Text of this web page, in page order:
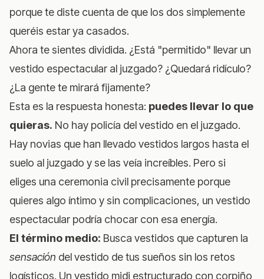
porque te diste cuenta de que los dos simplemente
queréis estar ya casados.
Ahora te sientes dividida. ¿Está "permitido" llevar un
vestido espectacular al juzgado? ¿Quedará ridículo?
¿La gente te mirará fijamente?
Esta es la respuesta honesta: puedes llevar lo que
quieras. No hay policía del vestido en el juzgado.
Hay novias que han llevado vestidos largos hasta el
suelo al juzgado y se las veía increíbles. Pero si
eliges una ceremonia civil precisamente porque
quieres algo íntimo y sin complicaciones, un vestido
espectacular podría chocar con esa energía.
El término medio: Busca vestidos que capturen la
sensación del vestido de tus sueños sin los retos
logísticos. Un vestido midi estructurado con corpiño